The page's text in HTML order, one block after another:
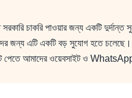
সরকারি চাকরি পাওয়ার জন্য একটি
জন্য এটি একটি বড় সুযোগ হতে চলেছে।
পেতে আমাদের ওয়েবসাইট ও